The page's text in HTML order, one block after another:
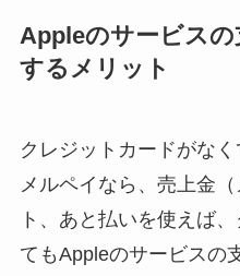
Appleのサービス
するメリット
クレジットカードがな
メルペイなら、売上金
ト、あと払いを使えば
てもAppleのサービスの